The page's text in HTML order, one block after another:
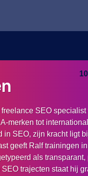
SEO
merken tot
in SEO, zijn kracht ligt
geeft Ralf trainingen
als
trajecten staat hij